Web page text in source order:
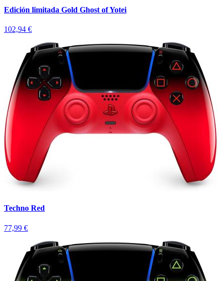
Edición limitada Gold Ghost of Yotei
102,94 €
Techno Red
77,99 €